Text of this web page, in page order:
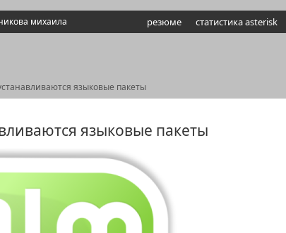
михаила статистика asterisk
резюме
языковые пакеты
языковые пакеты